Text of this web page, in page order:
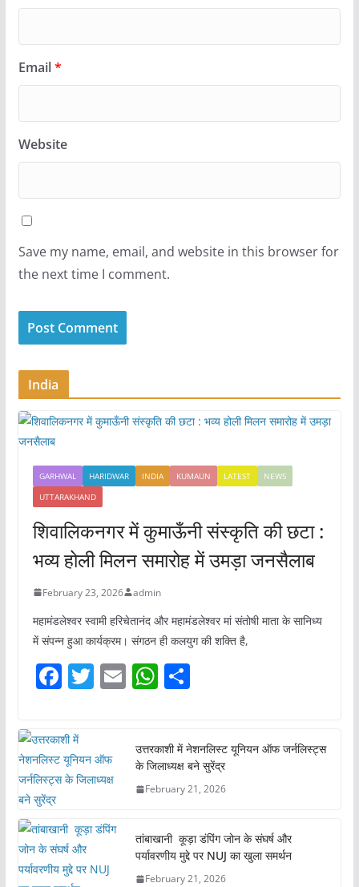
Email*
Website
Save my name, email, and website in this browser for
the next time I comment.
India
GARHWAL HARIDWAR INDIA KUMAUN LATEST
NEWS
UTTARAKHAND
शिवालिकनगर में कुमाऊँनी संस्कृति की छटा :
भव्य होली मिलन समारोह में उमड़ा जनसैलाब
February 23, 2026 admin
महामंडलेश्वर स्वामी हरिचेतानंद और महामंडलेश्वर मां संतोषी माता के सानिध्य
में संपन्न हुआ कार्यक्रम। संगठन ही कलयुग की शक्ति है,
F
a
c
e
b
o
k
T
w
er
E
m
W
h
s
A
p
p
S
e
उत्तरकाशी में नेशनलिस्ट यूनियन ऑफ जर्नलिस्ट्स
के जिलाध्यक्ष बने सुरेंद्र
February 21, 2026
तांबाखानी कूड़ा डंपिंग जोन के संघर्ष और
पर्यावरणीय मुद्दे पर NUJ का खुला समर्थन
February 21, 2026